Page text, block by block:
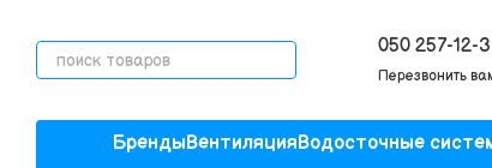
050 257-12-
Перезвонить
БрендыВентиляцияВодосточные